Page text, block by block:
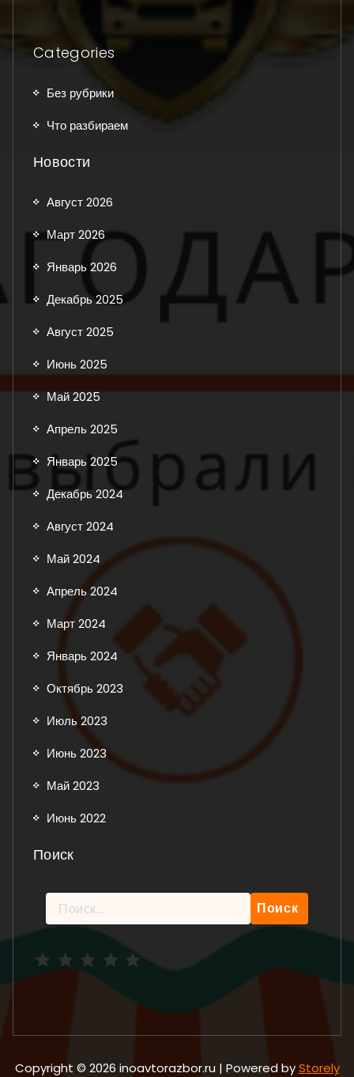
Categories
Без рубрики
Что разбираем
Новости
Август 2026
Март 2026
Январь 2026
Декабрь 2025
Август 2025
Июнь 2025
Май 2025
Апрель 2025
Январь 2025
Декабрь 2024
Август 2024
Май 2024
Апрель 2024
Март 2024
Январь 2024
Октябрь 2023
Июль 2023
Июнь 2023
Май 2023
Июнь 2022
Поиск
Найти:
Copyright © 2026 inoavtorazbor.ru | Powered byStorely